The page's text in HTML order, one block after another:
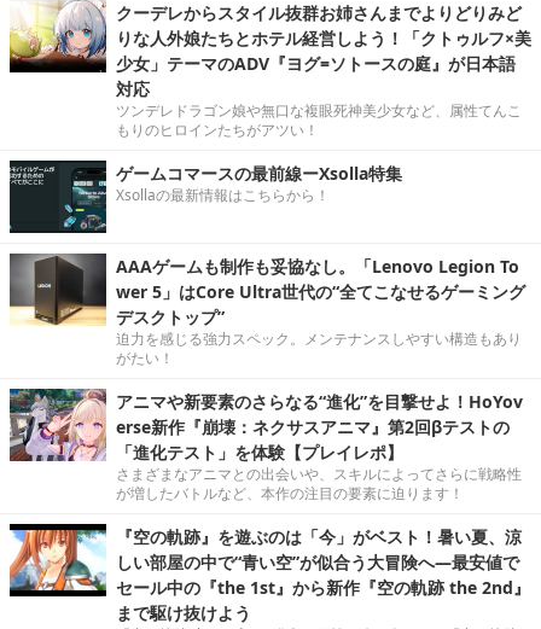
クーデレからスタイル抜群お姉さんまでよりどりみど
りな人外娘たちとホテル経営しよう！「クトゥルフ×美
少女」テーマのADV『ヨグ=ソトースの庭』が日本語
対応
ツンデレドラゴン娘や無口な複眼死神美少女など、属性てんこ
もりのヒロインたちがアツい！
ゲームコマースの最前線ーXsolla特集
Xsollaの最新情報はこちらから！
AAAゲームも制作も妥協なし。「Lenovo Legion To
wer 5」はCore Ultra世代の“全てこなせるゲーミング
デスクトップ”
迫力を感じる強力スペック。メンテナンスしやすい構造もあり
がたい！
アニマや新要素のさらなる“進化”を目撃せよ！HoYov
erse新作『崩壊：ネクサスアニマ』第2回βテストの
「進化テスト」を体験【プレイレポ】
さまざまなアニマとの出会いや、スキルによってさらに戦略性
が増したバトルなど、本作の注目の要素に迫ります！
『空の軌跡』を遊ぶのは「今」がベスト！暑い夏、涼
しい部屋の中で“青い空”が似合う大冒険へ―最安値で
セール中の『the 1st』から新作『空の軌跡 the 2nd』
まで駆け抜けよう